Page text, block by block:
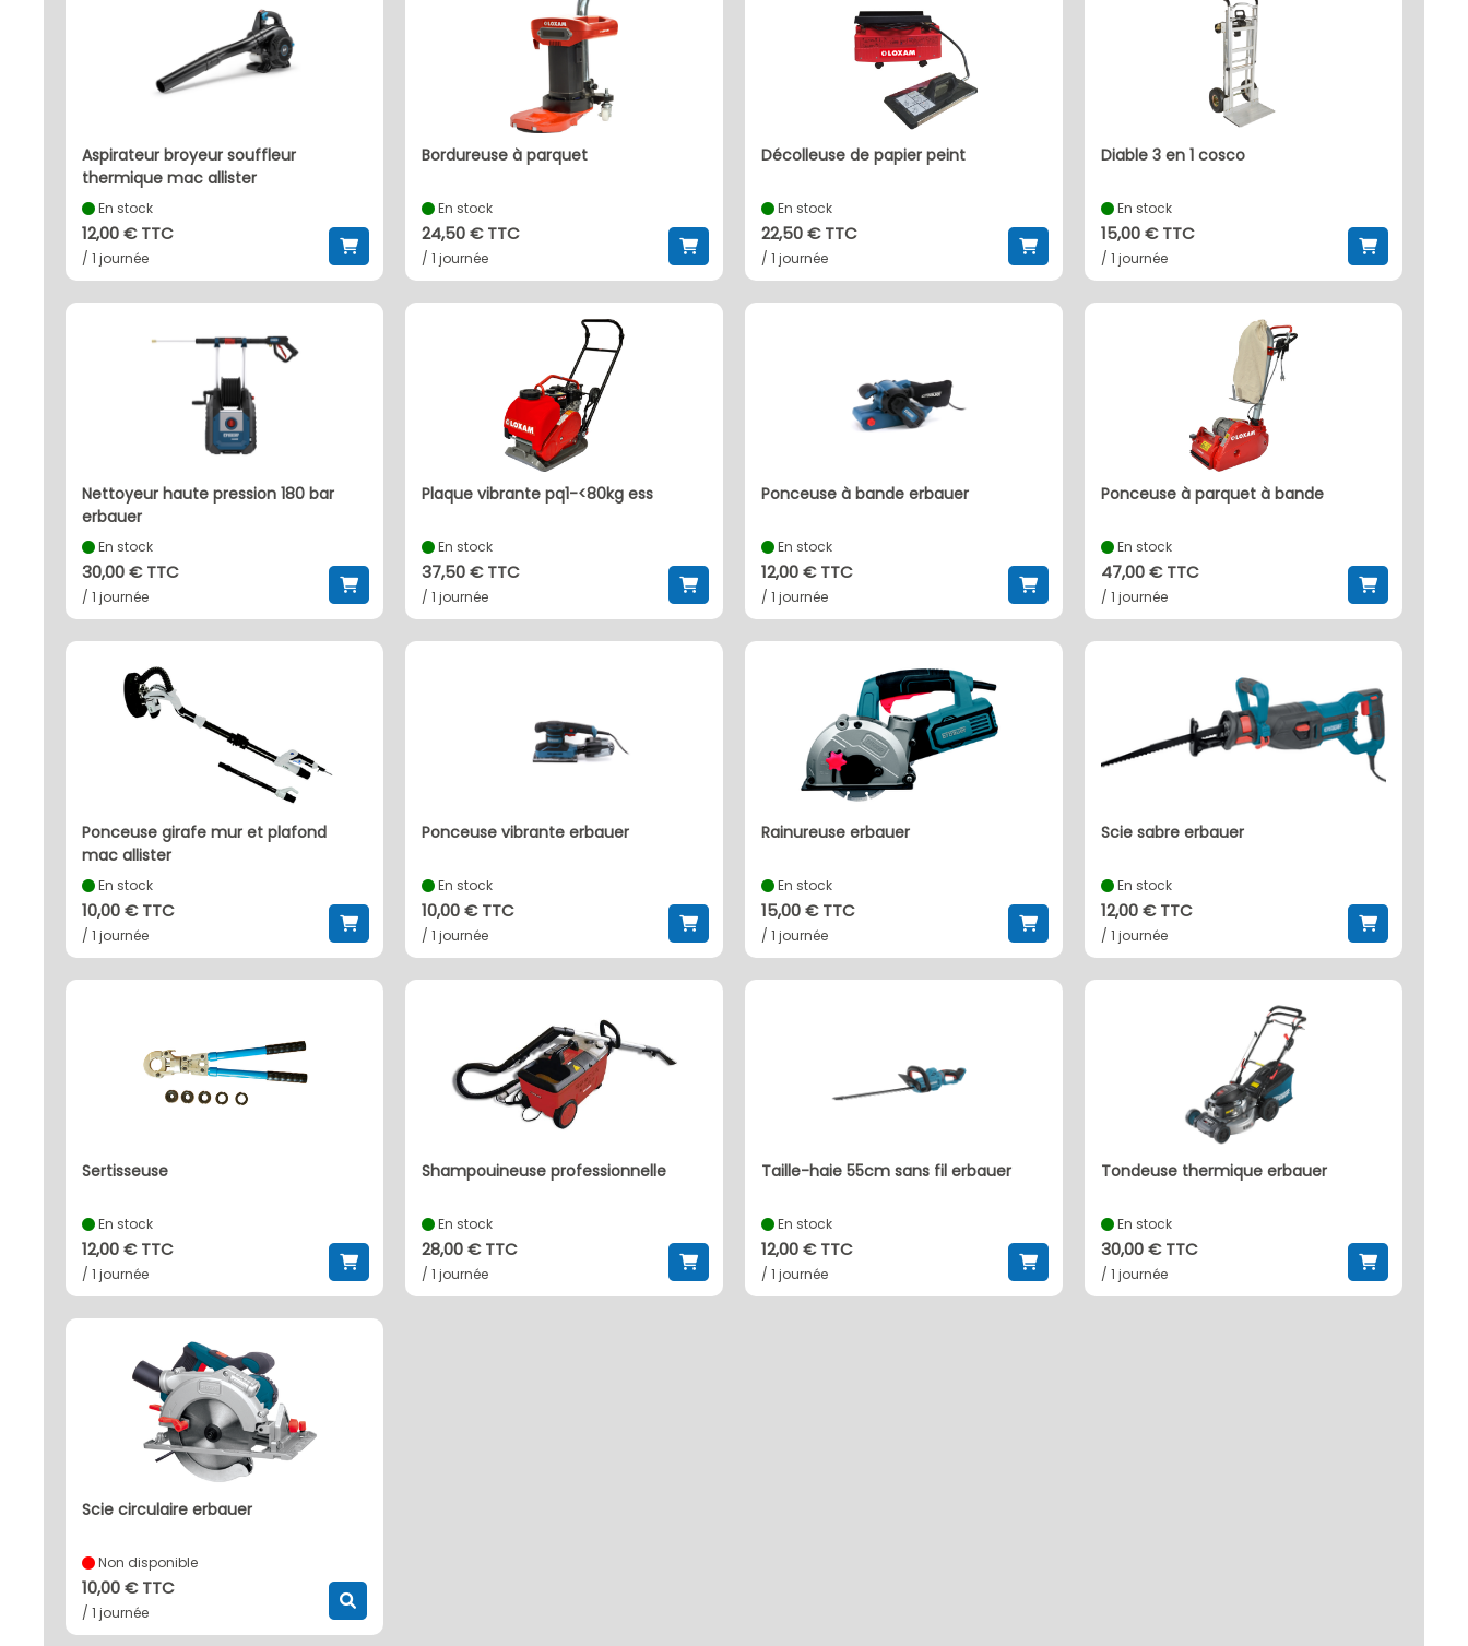
aspirateur broyeur souffleur
thermique mac allister
En stock
12,00 € TTC
/ 1 journée
bordureuse à parquet
En stock
24,50 € TTC
/ 1 journée
décolleuse de papier peint
En stock
22,50 € TTC
/ 1 journée
diable 3 en 1 cosco
En stock
15,00 € TTC
/ 1 journée
nettoyeur haute pression 180 bar
erbauer
En stock
30,00 € TTC
/ 1 journée
plaque vibrante pq1-<80kg ess
En stock
37,50 € TTC
/ 1 journée
ponceuse à bande erbauer
En stock
12,00 € TTC
/ 1 journée
ponceuse à parquet à bande
En stock
47,00 € TTC
/ 1 journée
ponceuse girafe mur et plafond
mac allister
En stock
10,00 € TTC
/ 1 journée
ponceuse vibrante erbauer
En stock
10,00 € TTC
/ 1 journée
rainureuse erbauer
En stock
15,00 € TTC
/ 1 journée
scie sabre erbauer
En stock
12,00 € TTC
/ 1 journée
sertisseuse
En stock
12,00 € TTC
/ 1 journée
shampouineuse professionnelle
En stock
28,00 € TTC
/ 1 journée
taille-haie 55cm sans fil erbauer
En stock
12,00 € TTC
/ 1 journée
tondeuse thermique erbauer
En stock
30,00 € TTC
/ 1 journée
scie circulaire erbauer
Non disponible
10,00 € TTC
/ 1 journée